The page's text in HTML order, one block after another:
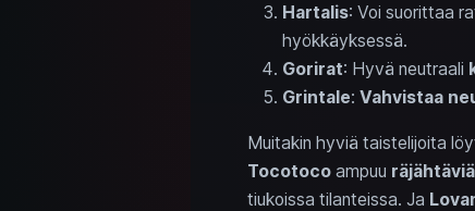
Hartalis: Voi suorittaa
hyökkäyksessä.
Gorirat: Hyvä neutraali
Grintale: Vahvistaa
Muitakin hyviä taistelijoita
Tocotocoampuu
tiukoissa tilanteissa. Ja